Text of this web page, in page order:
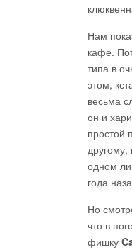
Нам
кафе.
типа в
этом,
весьма
он и
простой
одном
года
Но
что в
фишку